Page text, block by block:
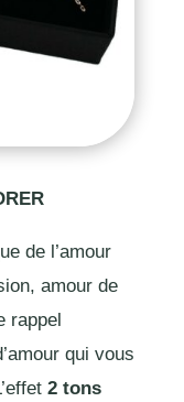
de l’amour
amour de
rappel
qui vous
2 tons